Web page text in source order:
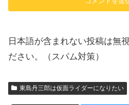
日本語が含まれない投稿は無
ださい。（スパム対策）
東島丹三郎は仮面ライダーになりたい